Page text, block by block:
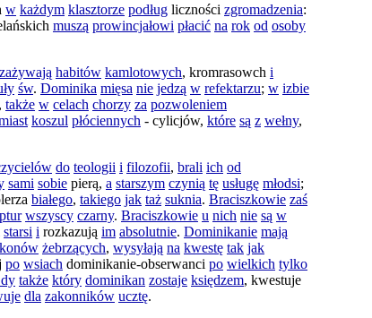
w każdym klasztorze podług liczności zgromadzenia:
muszą prowincjałowi płacić na rok od osoby
zażywają habitów kamlotowych, kromrasowch i
św. Dominika mięsa nie jedzą w refektarzu; w izbie
, także w celach chorzy za pozwoleniem
koszul płóciennych - cylicjów, które są z wełny,
do teologii i filozofii, brali ich od
sami sobie pierą, a starszym czynią tę usługę młodsi;
białego, takiego jak taż suknia. Braciszkowie zaś
wszyscy czarny. Braciszkowie u nich nie są w
starsi i rozkazują im absolutnie. Dominikanie mają
żebrzących, wysyłają na kwestę tak jak
po wsiach dominikanie-obserwanci po wielkich tylko
także który dominikan zostaje księdzem, kwestuje
dla zakonników ucztę.